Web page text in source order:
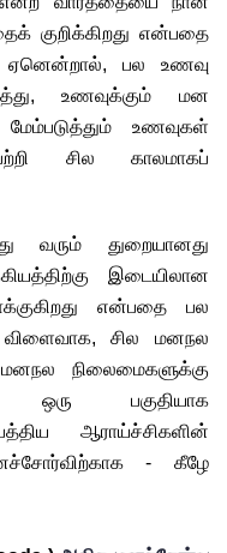
குறிக்கிறது என்பதை
ஏனென்றால், பல உணவு
உணவுக்கும் மன
உணவுகள்
சில காலமாகப்
வரும் துறையானது
இடையிலான
என்பதை பல
சில மனநல
நிலைமைகளுக்கு
ஒரு பகுதியாக
ஆராய்ச்சிகளின்
-  கீழே